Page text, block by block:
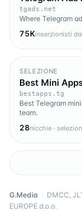
tgads.net
Where Telegram
75Kinserzionisti
SELEZIONE
Best Mini
bestapps.tg
Best Telegram
team.
28nicchie ·
G.Media · DMCC,
EUROPE d.o.o.